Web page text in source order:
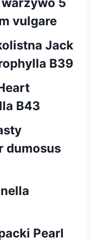
vulgare
Jack
B39
B43
dumosus
Pearl